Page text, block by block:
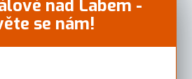
nad Labem -
se nám!